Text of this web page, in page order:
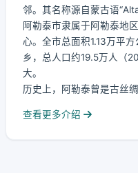
邻。其名称源自蒙古语
阿勒泰市隶属于阿勒泰地
心。全市总面积1.13万平
乡，总人口约19.5万人（
大。
历史上，阿勒泰曾是古丝
查看更多介绍